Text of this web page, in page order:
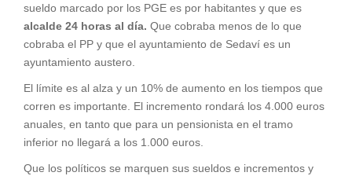
sueldo marcado por los PGE es por habitantes y que es
alcalde 24 horas al día. Que cobraba menos de lo que
cobraba el PP y que el ayuntamiento de Sedaví es un
ayuntamiento austero.
El límite es al alza y un 10% de aumento en los tiempos que
corren es importante. El incremento rondará los 4.000 euros
anuales, en tanto que para un pensionista en el tramo
inferior no llegará a los 1.000 euros.
Que los políticos se marquen sus sueldos e incrementos y